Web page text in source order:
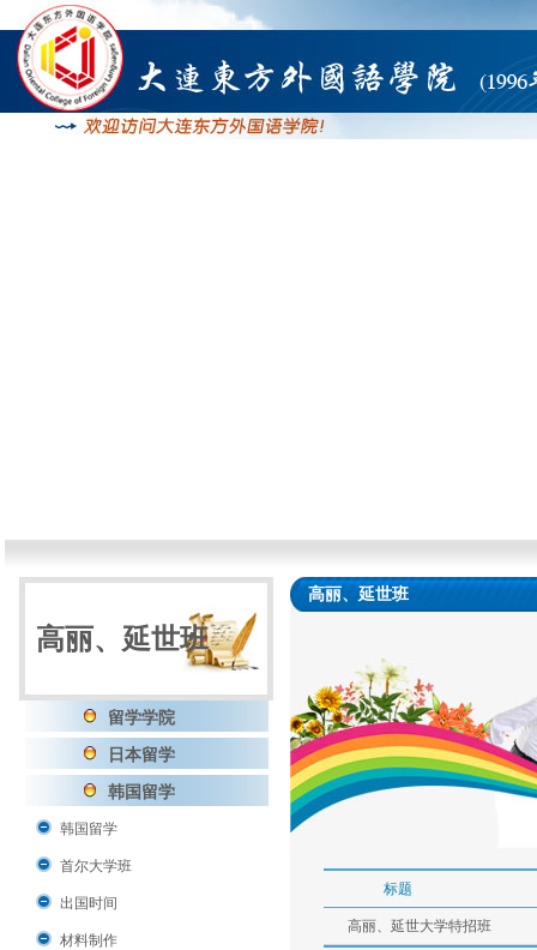
高丽、延世班
留学学院
日本留学
韩国留学
韩国留学
首尔大学班
出国时间
材料制作
高丽、延世班
标题
高丽、延世大学特招班